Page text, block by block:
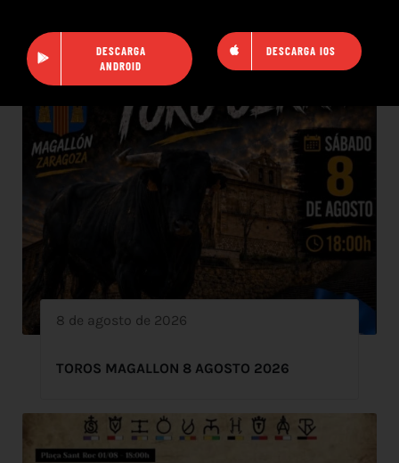
8 de agosto de 2026
TOROS MAGALLON 8 AGOSTO 2026
DESCARGA
ANDROID
DESCARGA IOS